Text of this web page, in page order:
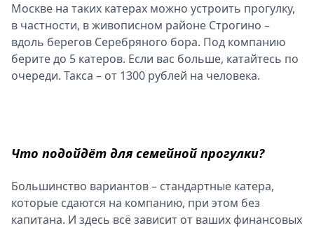
Москве на таких катерах можно устроить прогулку,
в частности, в живописном районе Строгино –
вдоль берегов Серебряного бора. Под компанию
берите до 5 катеров. Если вас больше, катайтесь по
очереди. Такса – от 1300 рублей на человека.
Что подойдёт для семейной прогулки?
Большинство вариантов – стандартные катера,
которые сдаются на компанию, при этом без
капитана. И здесь всё зависит от ваших финансовых